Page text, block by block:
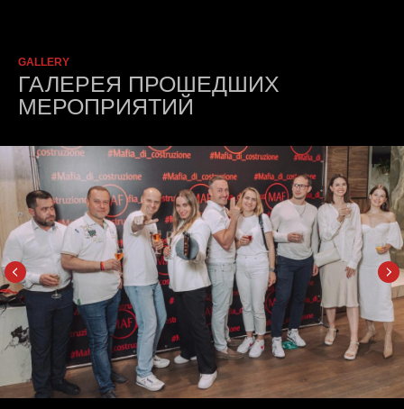
ГАЛЕРЕЯ ПРОШЕДШИХ
МЕРОПРИЯТИЙ
GALLERY